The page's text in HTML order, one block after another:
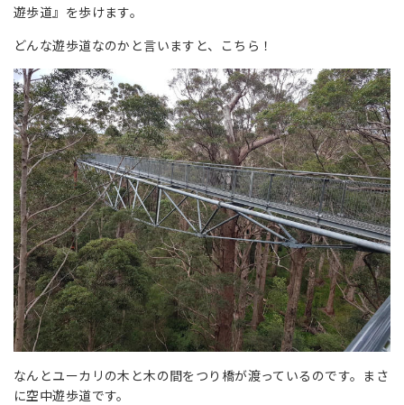
遊歩道』を歩けます。
どんな遊歩道なのかと言いますと、こちら！
なんとユーカリの木と木の間をつり橋が渡っているのです。まさ
に空中遊歩道です。